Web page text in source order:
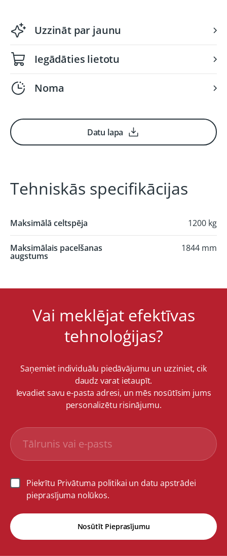
Uzzināt par jaunu
Iegādāties lietotu
Noma
Datu lapa
Tehniskās specifikācijas
Maksimālā celtspēja 1200 kg
Maksimālais pacelšanas
augstums
1844 mm
Vai meklējat efektīvas
tehnoloģijas?
Saņemiet individuālu piedāvājumu un uzziniet, cik
daudz varat ietaupīt.
Ievadiet savu e-pasta adresi, un mēs nosūtīsim jums
personalizētu risinājumu.
Piekrītu Privātuma politikai un datu apstrādei
pieprasījuma nolūkos.
Nosūtīt Pieprasījumu